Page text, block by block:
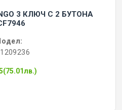
3 КЛЮЧ С 2 БУТОНА